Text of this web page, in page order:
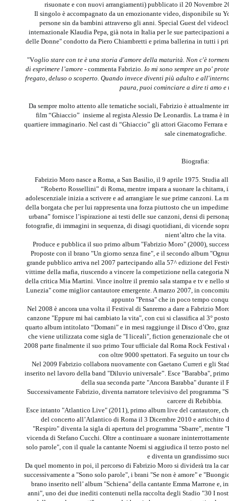
risuonate e con nuovi arrangiamenti) pubblicato il 20 Novembre
Il singolo è accompagnato da un emozionante video, disponibile su
persone sin da bambini attraverso gli anni. Special Guest del
internazionale Klaudia Pepa, già nota in Italia per le sue partecipazioni
delle Donne" condotto da Piero Chiambretti e prima ballerina in tutti i
"Voglio stare con te è una storia d'amore della maturità. Non c'è
di esprimere l’amore - commenta Fabrizio. Io mi sono sempre un po'
fregato, deluso o scoperto. Quando invece diventi più adulto e
paura, puoi cominciare a dire ti amo
Da sempre molto attento alle tematiche sociali, Fabrizio è attualmente
film “Ghiaccio” insieme al regista Alessio De Leonardis. La trama è
quartiere immaginario. Nel cast di “Ghiaccio” gli attori Giacomo Ferrara
sale cinematografiche.
Biografia:
Fabrizio Moro nasce a Roma, a San Basilio, il 9 aprile 1975. Studia
“Roberto Rossellini” di Roma, mentre impara a suonare la
adolescenziale inizia a scrivere e ad arrangiare le sue prime canzoni. La
della borgata che per lui rappresenta una forza piuttosto che un
urbana” fornisce l’ispirazione ai testi delle sue canzoni, densi di
fotografie, di immagini in sequenza, di disagi quotidiani, di vicende
nient’altro che la vita.
Produce e pubblica il suo primo album "Fabrizio Moro" (2000),
Proposte con il brano "Un giorno senza fine", e il secondo album
grande pubblico arriva nel 2007 partecipando alla 57^ edizione del
vittime della mafia, riuscendo a vincere la competizione nella categoria
della critica Mia Martini. Vince inoltre il premio sala stampa e tv e nello
Lunezia" come miglior cantautore emergente. A marzo 2007, in
appunto "Pensa" che in poco tempo
Nel 2008 è ancora una volta il Festival di Sanremo a dare a Fabrizio
canzone "Eppure mi hai cambiato la vita", con cui si classifica al 3°
quarto album intitolato “Domani" e in mesi raggiunge il Disco d’Oro,
che viene utilizzata come sigla de "I liceali", fiction generazionale che
2008 parte finalmente il suo primo Tour ufficiale dal Roma Rock Festival
con oltre 9000 spettatori. Fa seguito un tour
Nel 2009 Fabrizio collabora nuovamente con Gaetano Curreri e gli
inserito nel lavoro della band "Diluvio universale”. Esce "Barabba",
della sua seconda parte "Ancora Barabba" durante
Successivamente Fabrizio, diventa narratore televisivo del programma
carcere di Rebibbia.
Esce intanto "Atlantico Live" (2011), primo album live del cantautore,
del concerto all’Atlantico di Roma il 3 Dicembre 2010 e arricchito
"Respiro" diventa la sigla di apertura del programma "Sbarre",
vicenda di Stefano Cucchi. Oltre a continuare a suonare
solo parole", con il quale la cantante Noemi si aggiudica il terzo posto
e diventa un grandissimo
Da quel momento in poi, il percorso di Fabrizio Moro si dividerà tra la
successivamente a "Sono solo parole", i brani "Se non è amore" e
brano inserito nell’ album "Schiena" della cantante Emma Marrone e,
anni", uno dei due inediti contenuti nella raccolta degli Stadio "30 I